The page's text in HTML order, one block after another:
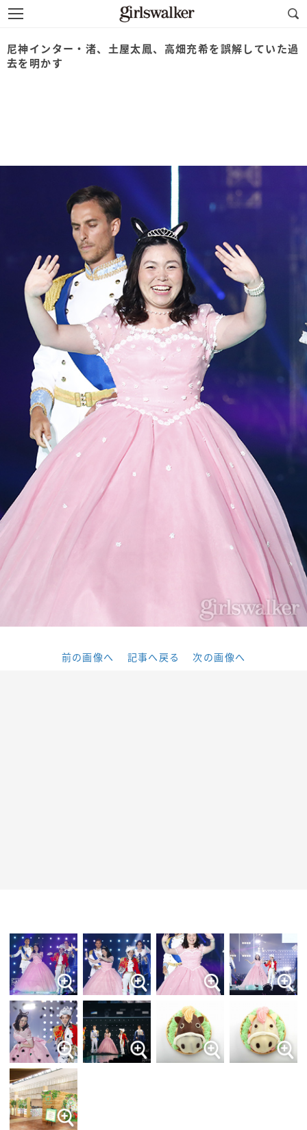
尼神インター・渚、土屋太鳳、高畑充希を誤解していた過
去を明かす
前の画像へ 記事へ戻る 次の画像へ